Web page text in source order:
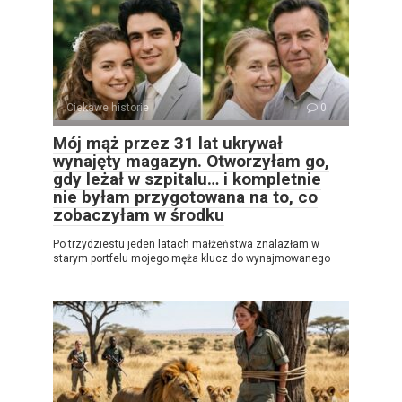
Ciekawe historie 0
Mój mąż przez 31 lat ukrywał
wynajęty magazyn. Otworzyłam go,
gdy leżał w szpitalu… i kompletnie
nie byłam przygotowana na to, co
zobaczyłam w środku
Po trzydziestu jeden latach małżeństwa znalazłam w
starym portfelu mojego męża klucz do wynajmowanego